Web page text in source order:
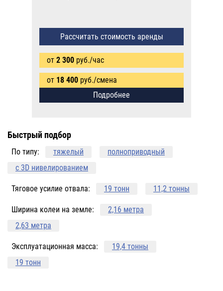
Рассчитать стоимость аренды
от 2 300 руб./час
от 18 400 руб./смена
Подробнее
Быстрый подбор
По типу: тяжелый
полноприводный
с 3D нивелированием
Тяговое усилие отвала: 19 тонн 11,2 тонны
Ширина колеи на земле:
2,16 метра
2,63 метра
Эксплуатационная масса:
19,4 тонны
19 тонн